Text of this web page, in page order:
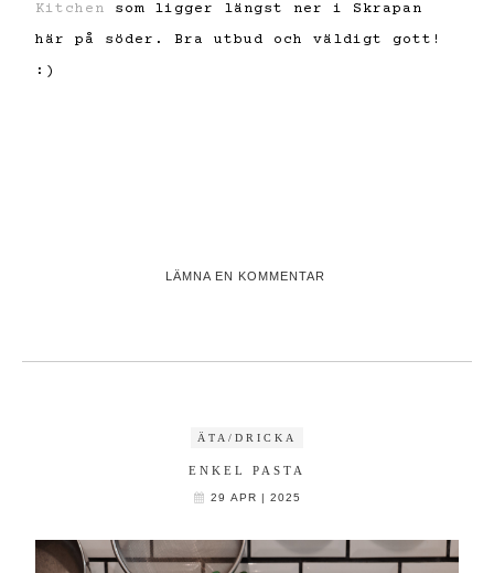
Kitchen
som ligger längst ner i Skrapan
här på söder. Bra utbud och väldigt gott!
:)
LÄMNA EN KOMMENTAR
ÄTA/DRICKA
ENKEL PASTA
29 APR | 2025